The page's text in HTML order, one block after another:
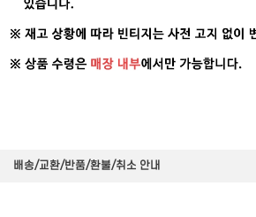
배송/교환/반품/환불/취소 안내